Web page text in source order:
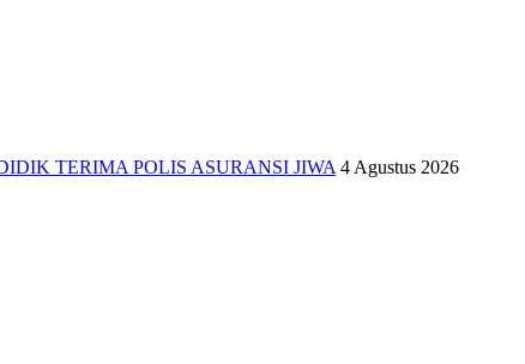
TERIMA POLIS ASURANSI JIWA 4 Agustus 2026